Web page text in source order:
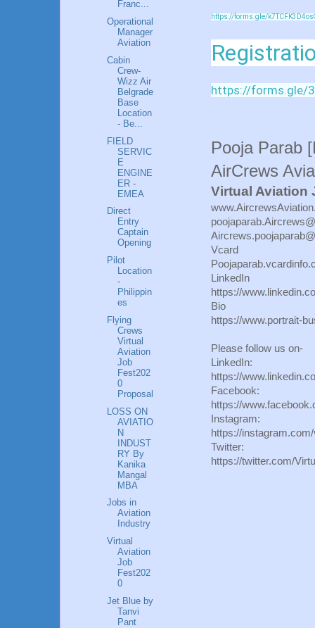
https://forms.gle/
https://forms.gle/
Pooja Parab
AirCrews
Virtual Aviation
Vcard
LinkedIn
https://
Bio
https://www.portrait-
Please follow us on-
LinkedIn:
https://
Facebook:
https://
Instagram:
https://
Twitter:
https://twitter.com/
Franc...
Operational
Manager
Aviation
Cabin
Crew-
Wizz Air
Belgrade
Base
Location
- Be...
FIELD
SERVIC
E
ENGINE
ER -
EMEA
Direct
Entry
Captain
Opening
Pilot
Location
-
Philippin
es
Flying
Crews
Virtual
Aviation
Job
Fest202
0
Proposal
LOSS ON
AVIATIO
N
INDUST
RY By
Kanika
Mangal
MBA
Jobs in
Aviation
Industry
Virtual
Aviation
Job
Fest202
0
Jet Blue by
Tanvi
Pant